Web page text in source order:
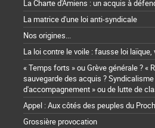
La Charte d'Amiens : un acquis à
La matrice d'une loi anti-syndicale
Nos origines...
La loi contre le voile : fausse loi
« Temps forts » ou Grève générale ? «
sauvegarde des acquis ? Syndicalisme
d'accompagnement » ou de lutte de
Appel : Aux côtés des peuples du
Grossière provocation